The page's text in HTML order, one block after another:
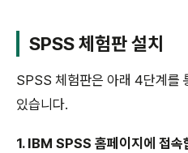
SPSS 체험판 설치
SPSS 체험판은 아래 4단계를
있습니다.
1. IBM SPSS 홈페이지에 접속